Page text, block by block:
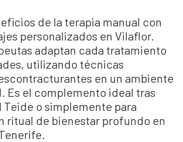
de la terapia manual con
personalizados en Vilaflor.
adaptan cada tratamiento
utilizando técnicas
en un ambiente
Es el complemento ideal tras
Teide o simplemente para
ritual de bienestar profundo en